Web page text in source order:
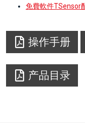
免費軟件TSensor
操作手册
产品目录